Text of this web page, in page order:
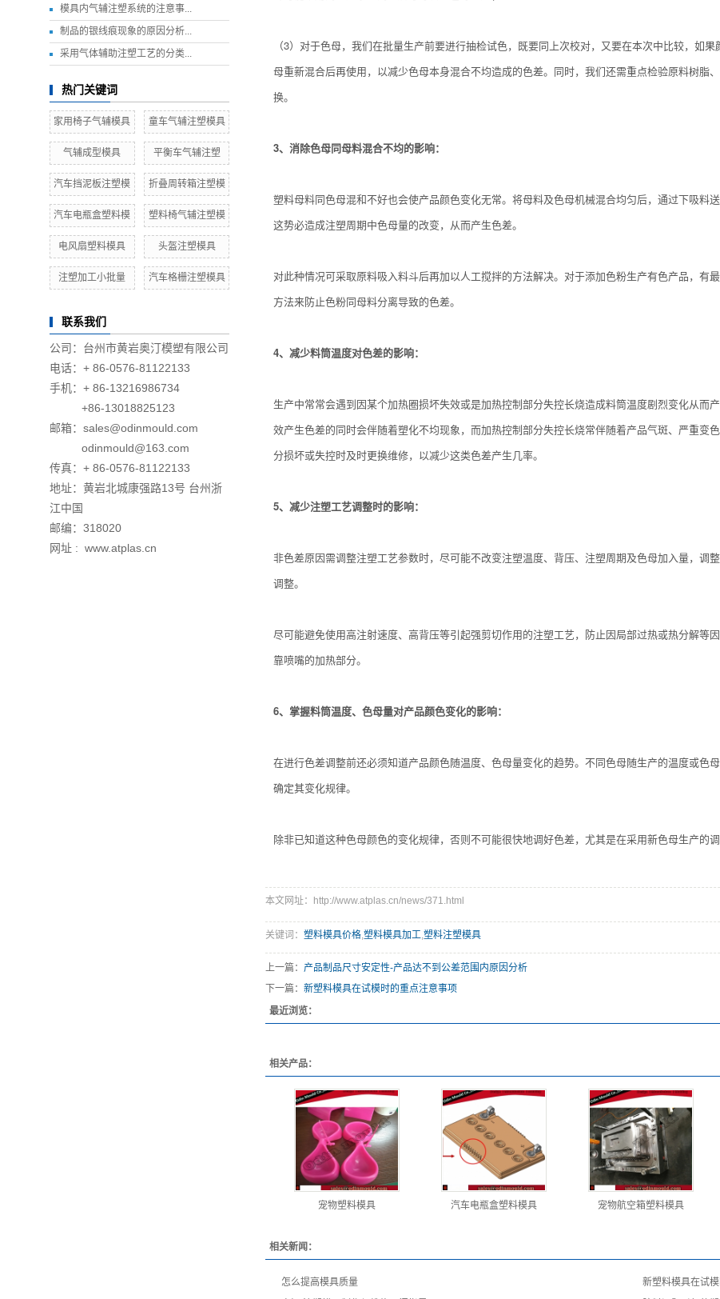
模具内气辅注塑系统的注意事...
制品的银线痕现象的原因分析...
采用气体辅助注塑工艺的分类...
热门关键词
家用椅子气辅模具 童车气辅注塑模具
气辅成型模具 平衡车气辅注塑
汽车挡泥板注塑模 折叠周转箱注塑模
汽车电瓶盒塑料模 塑料椅气辅注塑模
电风扇塑料模具 头盔注塑模具
注塑加工小批量 汽车格栅注塑模具
联系我们
公司：台州市黄岩奥汀模塑有限公司
电话：+ 86-0576-81122133
手机：+ 86-13216986734
+86-13018825123
邮箱：sales@odinmould.com
odinmould@163.com
传真：+ 86-0576-81122133
地址：黄岩北城康强路13号 台州浙
江中国
邮编：318020
网址 : www.atplas.cn
（3）对于色母，我们在批量生产前要进行抽检试色，既要同上次校对，又要在本次中比较，如
母重新混合后再使用，以减少色母本身混合不均造成的色差。同时，我们还需重点检验原料树脂
换。
3、消除色母同母料混合不均的影响：
塑料母料同色母混和不好也会使产品颜色变化无常。将母料及色母机械混合均匀后，通过下吸料
这势必造成注塑周期中色母量的改变，从而产生色差。
对此种情况可采取原料吸入料斗后再加以人工搅拌的方法解决。对于添加色粉生产有色产品，有
方法来防止色粉同母料分离导致的色差。
4、减少料筒温度对色差的影响：
生产中常常会遇到因某个加热圈损坏失效或是加热控制部分失控长烧造成料筒温度剧烈变化从而
效产生色差的同时会伴随着塑化不均现象，而加热控制部分失控长烧常伴随着产品气斑、严重变
分损坏或失控时及时更换维修，以减少这类色差产生几率。
5、减少注塑工艺调整时的影响：
非色差原因需调整注塑工艺参数时，尽可能不改变注塑温度、背压、注塑周期及色母加入量，调
调整。
尽可能避免使用高注射速度、高背压等引起强剪切作用的注塑工艺，防止因局部过热或热分解等
靠喷嘴的加热部分。
6、掌握料筒温度、色母量对产品颜色变化的影响：
在进行色差调整前还必须知道产品颜色随温度、色母量变化的趋势。不同色母随生产的温度或色
确定其变化规律。
除非已知道这种色母颜色的变化规律，否则不可能很快地调好色差，尤其是在采用新色母生产的调
本文网址：http://www.atplas.cn/news/371.html
关键词： 塑料模具价格,塑料模具加工,塑料注塑模具
上一篇： 产品制品尺寸安定性-产品达不到公差范围内原因分析
下一篇： 新塑料模具在试模时的重点注意事项
最近浏览：
相关产品：
宠物塑料模具 汽车电瓶盒塑料模具 宠物航空箱塑料模具
相关新闻：
怎么提高模具质量
新塑料模具在试